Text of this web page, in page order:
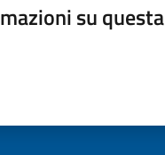
su questa